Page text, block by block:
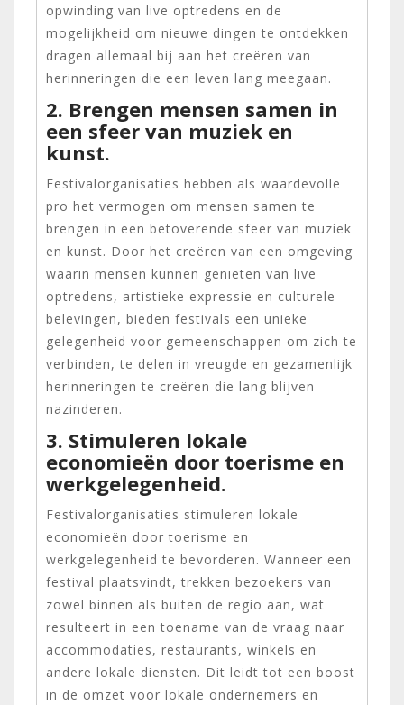
opwinding van live optredens en de
mogelijkheid om nieuwe dingen te ontdekken
dragen allemaal bij aan het creëren van
herinneringen die een leven lang meegaan.
2. Brengen mensen samen in
een sfeer van muziek en
kunst.
Festivalorganisaties hebben als waardevolle
pro het vermogen om mensen samen te
brengen in een betoverende sfeer van muziek
en kunst. Door het creëren van een omgeving
waarin mensen kunnen genieten van live
optredens, artistieke expressie en culturele
belevingen, bieden festivals een unieke
gelegenheid voor gemeenschappen om zich te
verbinden, te delen in vreugde en gezamenlijk
herinneringen te creëren die lang blijven
nazinderen.
3. Stimuleren lokale
economieën door toerisme en
werkgelegenheid.
Festivalorganisaties stimuleren lokale
economieën door toerisme en
werkgelegenheid te bevorderen. Wanneer een
festival plaatsvindt, trekken bezoekers van
zowel binnen als buiten de regio aan, wat
resulteert in een toename van de vraag naar
accommodaties, restaurants, winkels en
andere lokale diensten. Dit leidt tot een boost
in de omzet voor lokale ondernemers en